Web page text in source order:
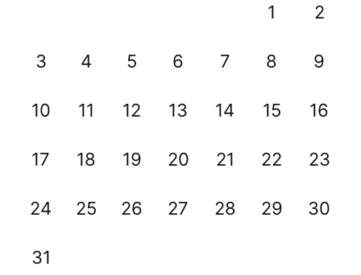
1 2
3 4 5 6 7 8 9
10 11 12 13 14 15 16
17 18 19 20 21 22 23
24 25 26 27 28 29 30
31